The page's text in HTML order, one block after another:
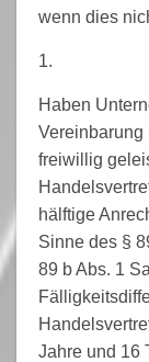
wenn dies
1.
Haben
Vereinbarung
freiwillig
hälftige
Sinne des §
89 b Abs. 1
Jahre und 16